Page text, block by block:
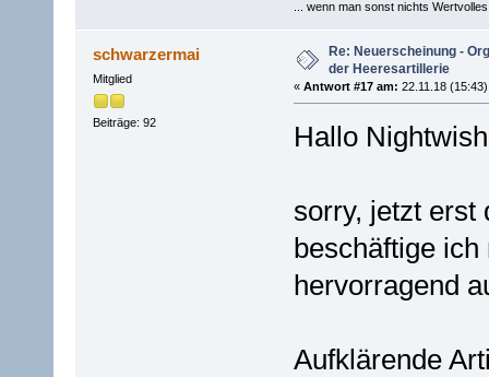
... wenn man sonst nichts
schwarzermai
Mitglied
Beiträge: 92
Re: Neuerscheinung -
der Heeresartillerie
« Antwort #17 am: 22.11.18
Hallo
sorry, jetzt erst
beschäftige
hervorragend
Aufklärende